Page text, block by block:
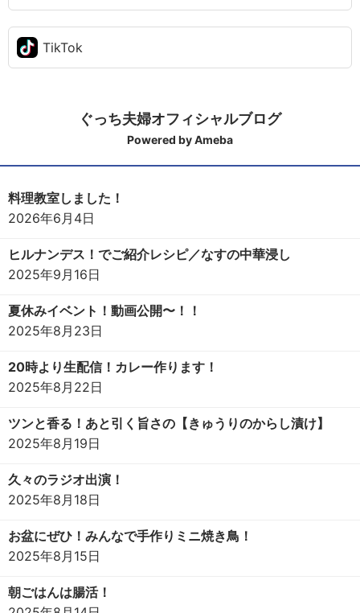
TikTok
ぐっち夫婦オフィシャルブログ
Powered by Ameba
料理教室しました！
2026年6月4日
ヒルナンデス！でご紹介レシピ／なすの中華浸し
2025年9月16日
夏休みイベント！動画公開〜！！
2025年8月23日
20時より生配信！カレー作ります！
2025年8月22日
ツンと香る！あと引く旨さの【きゅうりのからし漬け】
2025年8月19日
久々のラジオ出演！
2025年8月18日
お盆にぜひ！みんなで手作りミニ焼き鳥！
2025年8月15日
朝ごはんは腸活！